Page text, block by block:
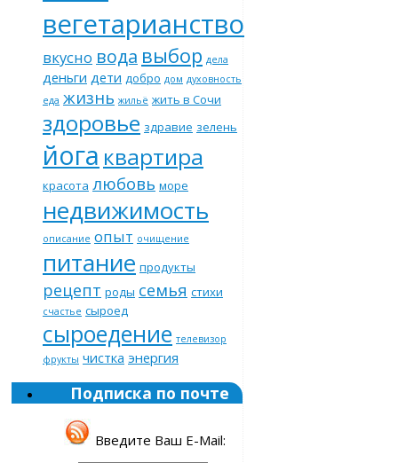
вегетарианство
вкусно вода выбор дела
деньги дети добро дом духовность
еда жизнь жильё жить в Сочи
здоровье здравие зелень
йога квартира
красота любовь море
недвижимость
описание опыт очищение
питание продукты
рецепт роды семья стихи
счастье сыроед
сыроедение телевизор
фрукты чистка энергия
Подписка по почте
Введите Ваш E-Mail: